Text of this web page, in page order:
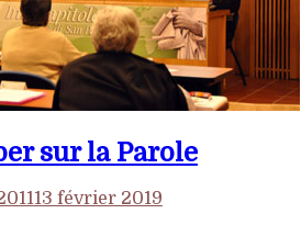
sur la Parole
13 février 2019